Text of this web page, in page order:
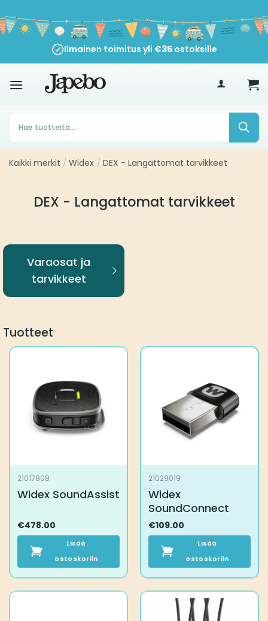
sisältöön
Ilmainen toimitus yli €35ostoksille
Products
search
Kaikki merkit / Widex / DEX - Langattomat tarvikkeet
DEX - Langattomat tarvikkeet
Varaosat ja
tarvikkeet
Tuotteet
21017808
Widex SoundAssist
€478.00
Lisää
ostoskoriin
21029019
Widex
SoundConnect
€109.00
Lisää
ostoskoriin